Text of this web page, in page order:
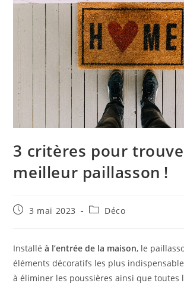
3 critères pour
meilleur paillasson !
Publication
3 mai 2023
PostDéco
Installéà l’entrée de la maison, le
éléments décoratifs les plus
à éliminer les poussières ainsi que toutes